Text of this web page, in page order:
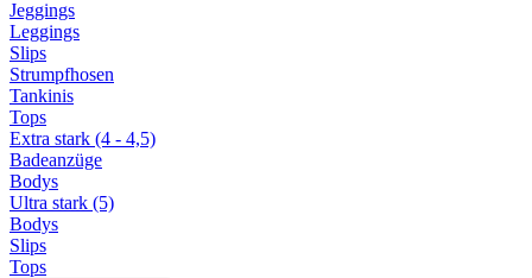
Jeggings
Leggings
Slips
Strumpfhosen
Tankinis
Tops
Extra stark (4 - 4,5)
Badeanzüge
Bodys
Ultra stark (5)
Bodys
Slips
Tops